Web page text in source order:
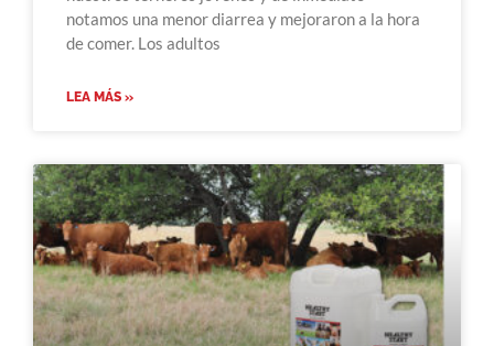
notamos una menor diarrea y mejoraron a la hora
de comer. Los adultos
LEA MÁS »